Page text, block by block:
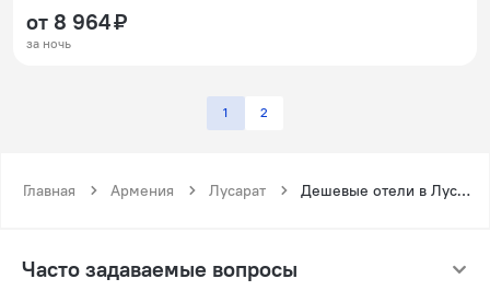
от 8 964 ₽
за ночь
1 2
Главная Армения Лусарат Дешевые отели в Лусарате
Часто задаваемые вопросы